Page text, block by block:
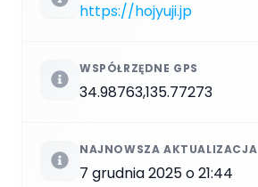
https://hojyuji.jp
WSPÓŁRZĘDNE GPS
34.98763,135.77273
NAJNOWSZA AKTUALIZACJA
7 grudnia 2025 o 21:44